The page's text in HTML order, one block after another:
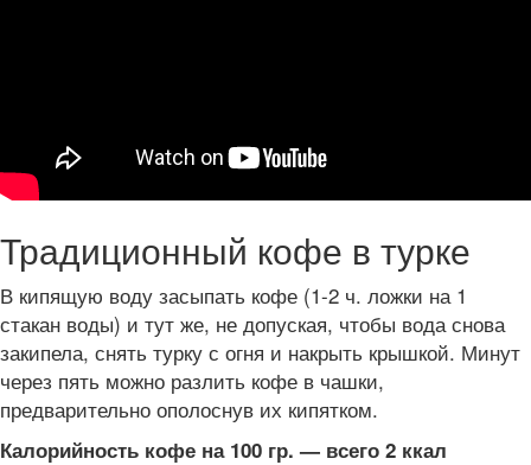
Традиционный кофе в турке
В кипящую воду засыпать кофе (1-2 ч. ложки на 1
стакан воды) и тут же, не допуская, чтобы вода снова
закипела, снять турку с огня и накрыть крышкой. Минут
через пять можно разлить кофе в чашки,
предварительно ополоснув их кипятком.
Калорийность кофе на 100 гр. — всего 2 ккал